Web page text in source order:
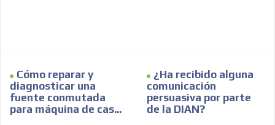
Cómo reparar y
diagnosticar una
fuente conmutada
para máquina de cas...
¿Ha recibido alguna
comunicación
persuasiva por parte
de la DIAN?